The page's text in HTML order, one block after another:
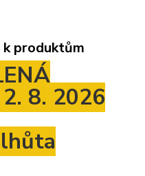
produktům
8. 2026